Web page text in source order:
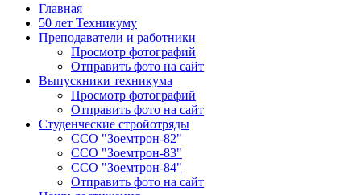
Главная
50 лет Техникуму
Преподаватели и работники
Просмотр фотографий
Отправить фото на сайт
Выпускники техникума
Просмотр фотографий
Отправить фото на сайт
Студенческие стройотряды
ССО "Зоемтрон-82"
ССО "Зоемтрон-83"
ССО "Зоемтрон-84"
Отправить фото на сайт